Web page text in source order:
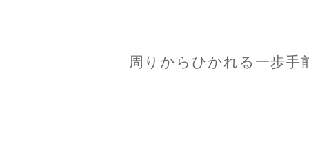
周りからひかれる一歩手